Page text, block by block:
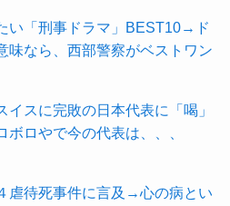
い「刑事ドラマ」BEST10→ド
味なら、西部警察がベストワン
イスに完敗の日本代表に「喝」
ロやで今の代表は、、、
待死事件に言及→心の病とい